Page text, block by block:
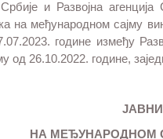
и Развојна агенција
на међународном сајму
године између
од 26.10.2022. године,
НА МЕЂУНАРОДНОМ